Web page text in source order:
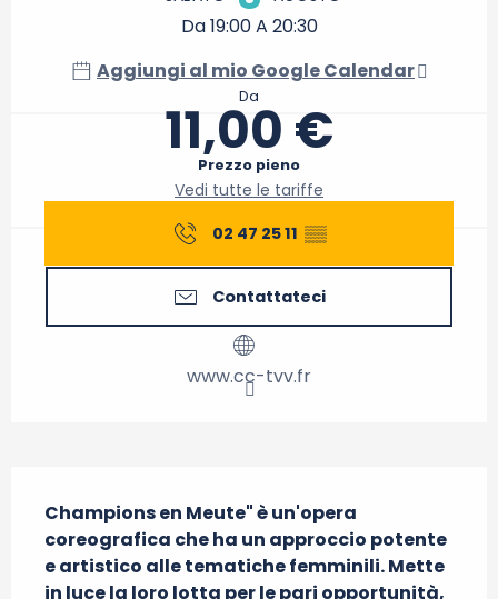
Da 19:00 A 20:30
Aggiungi al mio Google Calendar
Da
11,00 €
Prezzo pieno
Vedi tutte le tariffe
02 47 25 11 ▒▒
Contattateci
www.cc-tvv.fr
Champions en Meute" è un'opera
coreografica che ha un approccio potente
e artistico alle tematiche femminili. Mette
in luce la loro lotta per le pari opportunità,